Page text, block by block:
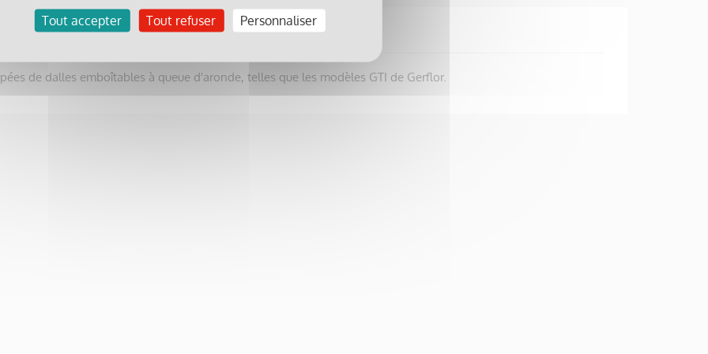
Documents joints
de dalles emboîtables à queue d'aronde, telles que les modèles GTI de Gerflor.
Tout accepter Tout refuser Personnaliser